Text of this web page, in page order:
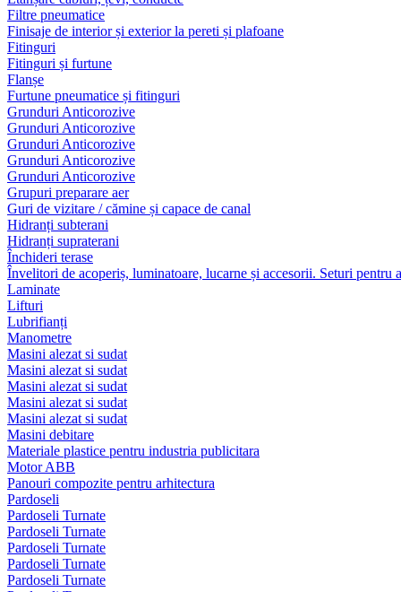
Filtre pneumatice
Finisaje de interior și exterior la pereti și plafoane
Fitinguri
Fitinguri și furtune
Flanșe
Furtune pneumatice și fitinguri
Grunduri Anticorozive
Grunduri Anticorozive
Grunduri Anticorozive
Grunduri Anticorozive
Grunduri Anticorozive
Grupuri preparare aer
Guri de vizitare / cămine și capace de canal
Hidranți subterani
Hidranți supraterani
Închideri terase
Învelitori de acoperiș, luminatoare, lucarne și accesorii. Seturi pentru
Laminate
Lifturi
Lubrifianți
Manometre
Masini alezat si sudat
Masini alezat si sudat
Masini alezat si sudat
Masini alezat si sudat
Masini alezat si sudat
Masini debitare
Materiale plastice pentru industria publicitara
Motor ABB
Panouri compozite pentru arhitectura
Pardoseli
Pardoseli Turnate
Pardoseli Turnate
Pardoseli Turnate
Pardoseli Turnate
Pardoseli Turnate